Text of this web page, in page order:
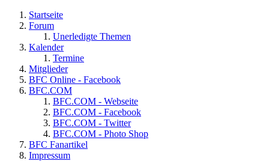
Startseite
Forum
Unerledigte Themen
Kalender
Termine
Mitglieder
BFC Online - Facebook
BFC.COM
BFC.COM - Webseite
BFC.COM - Facebook
BFC.COM - Twitter
BFC.COM - Photo Shop
BFC Fanartikel
Impressum